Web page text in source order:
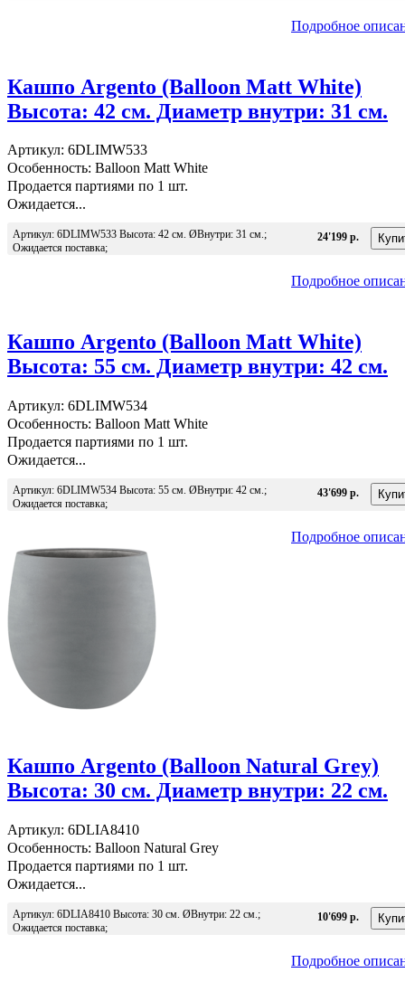
Подробное
Кашпо Argento (Balloon Matt White)
Высота: 42 см. Диаметр внутри: 31 см.
Артикул: 6DLIMW533
Особенность: Balloon Matt White
Продается партиями по 1 шт.
Ожидается...
Артикул: 6DLIMW533 Высота: 42 см. ØВнутри: 31 см.;
Ожидается поставка;
24'199 р.
Подробное
Кашпо Argento (Balloon Matt White)
Высота: 55 см. Диаметр внутри: 42 см.
Артикул: 6DLIMW534
Особенность: Balloon Matt White
Продается партиями по 1 шт.
Ожидается...
Артикул: 6DLIMW534 Высота: 55 см. ØВнутри: 42 см.;
Ожидается поставка;
43'699 р.
Подробное
Кашпо Argento (Balloon Natural Grey)
Высота: 30 см. Диаметр внутри: 22 см.
Артикул: 6DLIA8410
Особенность: Balloon Natural Grey
Продается партиями по 1 шт.
Ожидается...
Артикул: 6DLIA8410 Высота: 30 см. ØВнутри: 22 см.;
Ожидается поставка;
10'699 р.
Подробное